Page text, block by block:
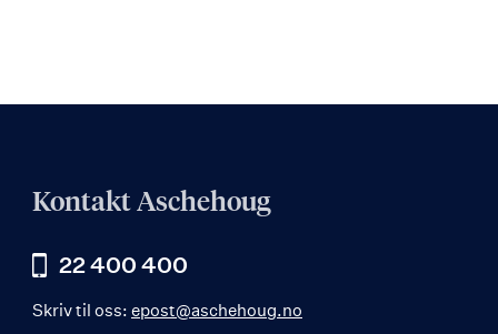
Kontakt Aschehoug
22 400 400
Skriv til oss: epost@aschehoug.no